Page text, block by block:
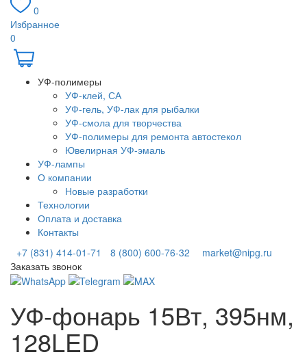
0
Избранное
0
УФ-полимеры
УФ-клей, СА
УФ-гель, УФ-лак для рыбалки
УФ-смола для творчества
УФ-полимеры для ремонта автостекол
Ювелирная УФ-эмаль
УФ-лампы
О компании
Новые разработки
Технологии
Оплата и доставка
Контакты
+7 (831) 414-01-71
8 (800) 600-76-32
market@nipg.ru
Заказать звонок
УФ-фонарь 15Вт, 395нм,
128LED